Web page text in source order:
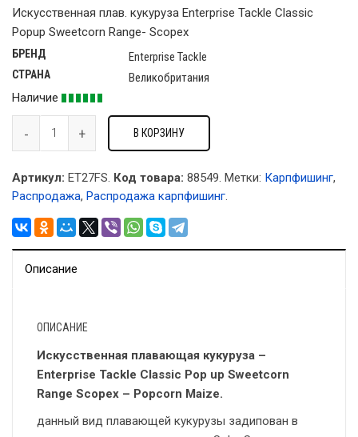
Искусственная плав. кукуруза Enterprise Tackle Classic
Popup Sweetcorn Range- Scopex
БРЕНД Enterprise Tackle
СТРАНА
Великобритания
Наличие
В КОРЗИНУ
Артикул: ET27FS. Код товара: 88549. Метки: Карпфишинг,
Распродажа, Распродажа карпфишинг.
Описание
ОПИСАНИЕ
Искусственная плавающая кукуруза –
Enterprise Tackle Classic Pop up Sweetcorn
Range Scopex – Popcorn Maize.
данный вид плавающей кукурузы задипован в